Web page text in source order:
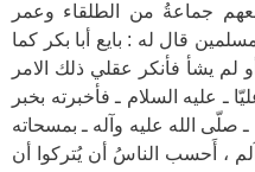
جماعةُ من الطلقاء وعمر
قال له : بايع أبا بكر كما
لم يشأ فأنكر عقلي ذلك الامر
ـ عليه السلام ـ فأخبرته بخبر
صلّى الله عليه وآله ـ بمسحاته
، أَحسب الناسُ أن يُتركوا أن